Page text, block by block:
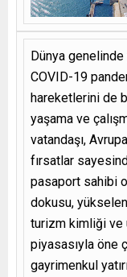
Dünya
COVID-19
hareketlerini de
yaşama ve
vatandaşı,
fırsatlar
pasaport sahibi
dokusu,
turizm kimliği ve
piyasasıyla öne
gayrimenkul